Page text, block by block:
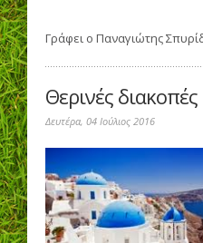
Γράφει ο Παναγιώτης
Θερινές διακοπές
Δευτέρα, 04 Ιούλιος 2016